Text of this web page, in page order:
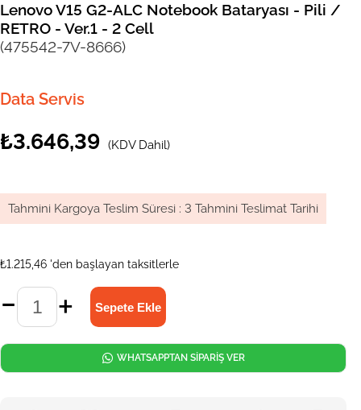
Lenovo V15 G2-ALC Notebook Bataryası - Pili /
RETRO - Ver.1 - 2 Cell
(475542-7V-8666)
Data Servis
₺3.646,39 (KDV Dahil)
Tahmini Kargoya Teslim Süresi : 3 Tahmini Teslimat Tarihi
₺1.215,46 'den başlayan taksitlerle
WHATSAPPTAN SİPARİŞ VER